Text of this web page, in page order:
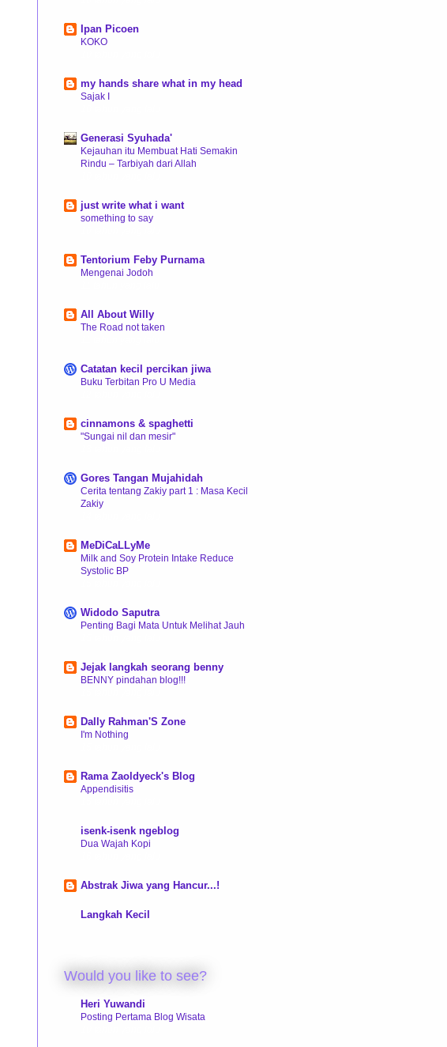
Ipan Picoen
KOKO
my hands share what in my head
Sajak I
Generasi Syuhada'
Kejauhan itu Membuat Hati Semakin
Rindu – Tarbiyah dari Allah
just write what i want
something to say
Tentorium Feby Purnama
Mengenai Jodoh
All About Willy
The Road not taken
Catatan kecil percikan jiwa
Buku Terbitan Pro U Media
cinnamons & spaghetti
"Sungai nil dan mesir"
Gores Tangan Mujahidah
Cerita tentang Zakiy part 1 : Masa Kecil
Zakiy
MeDiCaLLyMe
Milk and Soy Protein Intake Reduce
Systolic BP
Widodo Saputra
Penting Bagi Mata Untuk Melihat Jauh
Jejak langkah seorang benny
BENNY pindahan blog!!!
Dally Rahman'S Zone
I'm Nothing
Rama Zaoldyeck's Blog
Appendisitis
isenk-isenk ngeblog
Dua Wajah Kopi
Abstrak Jiwa yang Hancur...!
Langkah Kecil
Would you like to see?
Heri Yuwandi
Posting Pertama Blog Wisata